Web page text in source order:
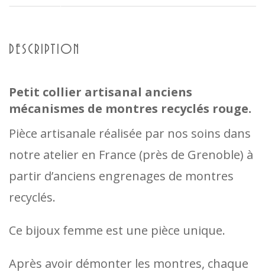
DESCRIPTION
Petit collier artisanal anciens
mécanismes de montres recyclés rouge.
Pièce artisanale réalisée par nos soins dans
notre atelier en France (près de Grenoble) à
partir d’anciens engrenages de montres
recyclés.
Ce bijoux femme est une pièce unique.
Après avoir démonter les montres, chaque